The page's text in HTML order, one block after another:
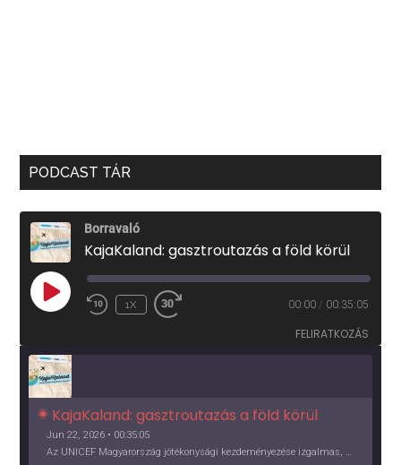
PODCAST TÁR
Borravaló
KajaKaland: gasztroutazás a föld körül
PLAY
EPISODE
1X 00:00 / 00:35:05
FELIRATKOZÁS
KajaKaland: gasztroutazás a föld körül
Jun 22, 2026 • 00:35:05
Az UNICEF Magyarország jótékonysági kezdeményezése izgalmas, egész éves világkörüli ízutazásra hív, igazi családi program és gasztroedukáció, illetve segítség a rászorulóknak is egyben.